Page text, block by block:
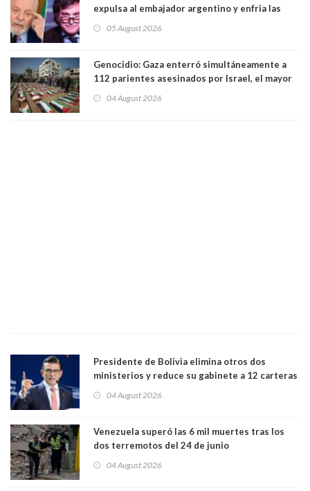
expulsa al embajador argentino y enfria las
trasandino
05 August 2026
Genocidio: Gaza enterró simultáneamente a
112 parientes asesinados por Israel, el mayor
muertos figuran 44 niños y nueve ancianos
04 August 2026
Presidente de Bolivia elimina otros dos
ministerios y reduce su gabinete a 12 carteras
04 August 2026
Venezuela superó las 6 mil muertes tras los
dos terremotos del 24 de junio
04 August 2026